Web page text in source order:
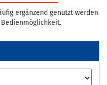
ergänzend genutzt werden